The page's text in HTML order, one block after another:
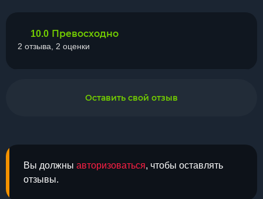
Вы должны авторизоваться, чтобы оставлять
отзывы.
10.0 Превосходно
2 отзыва, 2 оценки
Оставить свой отзыв